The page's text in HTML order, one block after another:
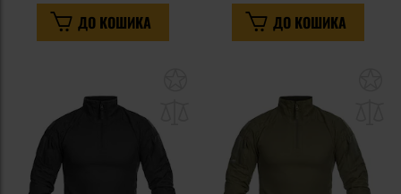
ДО КОШИКА ДО КОШИКА
уподобань